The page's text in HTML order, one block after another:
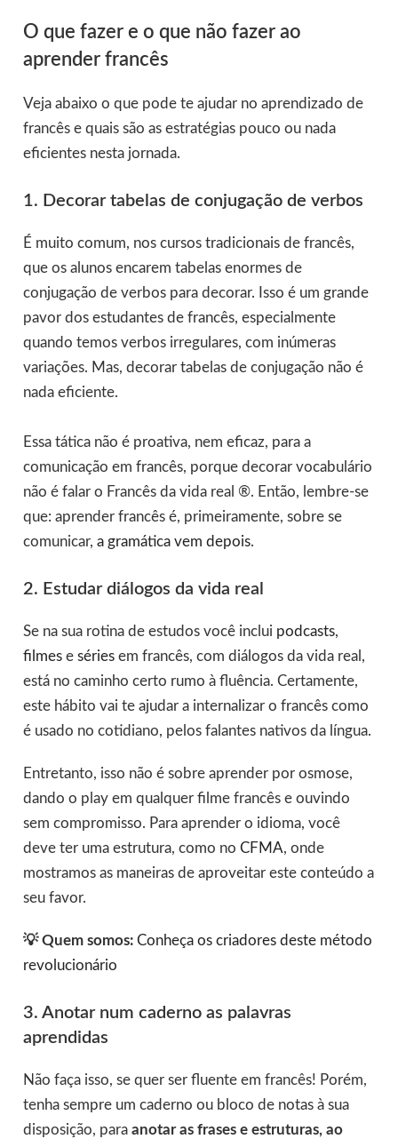
O que fazer e o que não fazer ao
aprender francês
Veja abaixo o que pode te ajudar no aprendizado de
francês e quais são as estratégias pouco ou nada
eficientes nesta jornada.
1. Decorar tabelas de conjugação de verbos
É muito comum, nos cursos tradicionais de francês,
que os alunos encarem tabelas enormes de
conjugação de verbos para decorar. Isso é um grande
pavor dos estudantes de francês, especialmente
quando temos verbos irregulares, com inúmeras
variações. Mas, decorar tabelas de conjugação não é
nada eficiente.
Essa tática não é proativa, nem eficaz, para a
comunicação em francês, porque decorar vocabulário
não é falar o Francês da vida real ®. Então, lembre-se
que: aprender francês é, primeiramente, sobre se
comunicar, a gramática vem depois.
2. Estudar diálogos da vida real
Se na sua rotina de estudos você inclui podcasts,
filmese sériesem francês, com diálogos da vida real,
está no caminho certo rumo à fluência. Certamente,
este hábito vai te ajudar a internalizar o francês como
é usado no cotidiano, pelos falantes nativos da língua.
Entretanto, isso não é sobre aprender por osmose,
dando o play em qualquer filme francês e ouvindo
sem compromisso. Para aprender o idioma, você
deve ter uma estrutura, como no CFMA, onde
mostramos as maneiras de aproveitar este conteúdo a
seu favor.
💡 Quem somos: Conheça os criadores deste método
revolucionário
3. Anotar num caderno as palavras
aprendidas
Não faça isso, se quer ser fluente em francês! Porém,
tenha sempre um caderno ou bloco de notas à sua
disposição, paraanotar as frases e estruturas, ao